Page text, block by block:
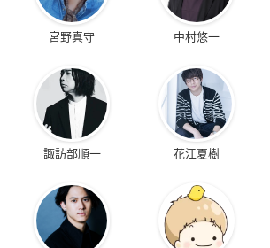
宮野真守 中村悠一
諏訪部順一 花江夏樹